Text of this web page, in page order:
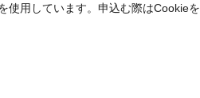
使用しています。申込む際はCookie